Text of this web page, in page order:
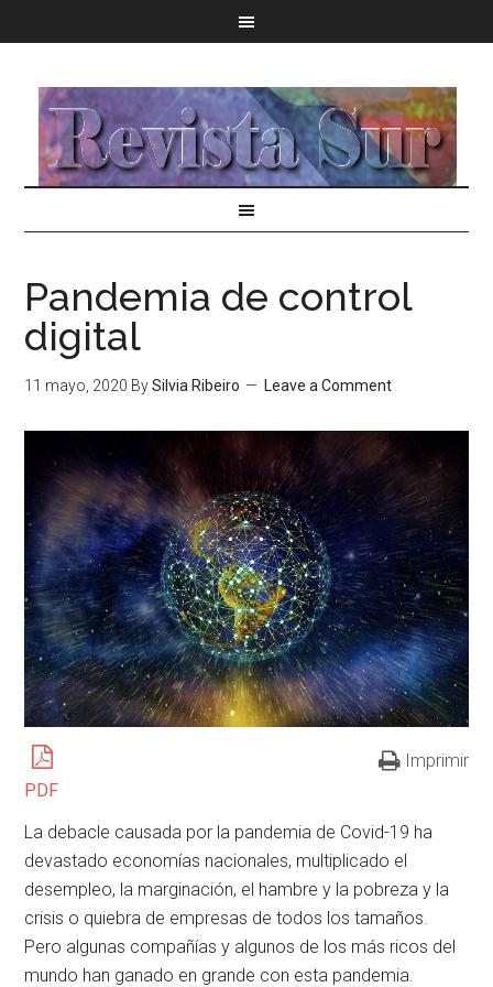
Pandemia de control
digital
11 mayo, 2020 BySilvia Ribeiro Leave a Comment
PDF
Imprimir
La debacle causada por la pandemia de Covid-19 ha
devastado economías nacionales, multiplicado el
desempleo, la marginación, el hambre y la pobreza y la
crisis o quiebra de empresas de todos los tamaños.
Pero algunas compañías y algunos de los más ricos del
mundo han ganado en grande con esta pandemia.